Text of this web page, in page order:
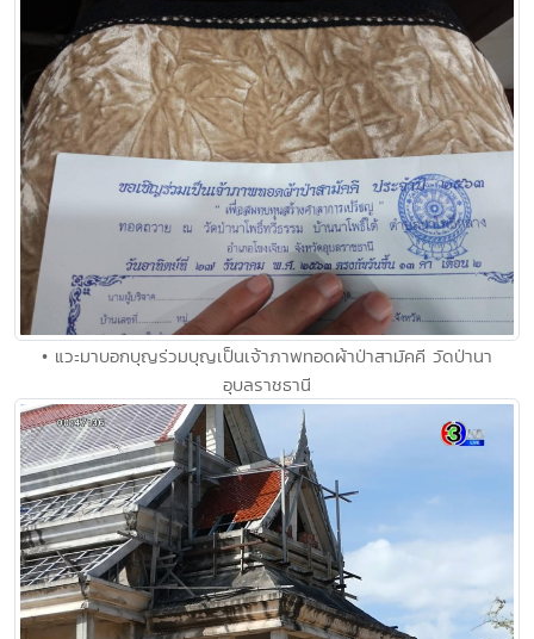
• แวะมาบอกบุญร่วมบุญเป็นเจ้าภาพทอดผ้าป่าสามัคคี วัดป่านา
อุบลราชธานี